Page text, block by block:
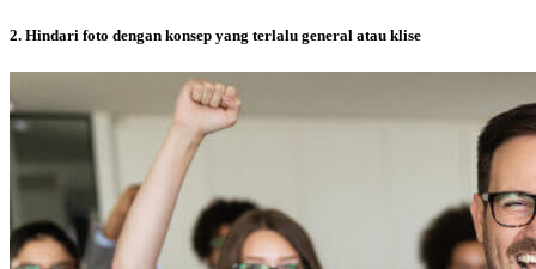
2. Hindari foto dengan konsep yang terlalu general atau klise